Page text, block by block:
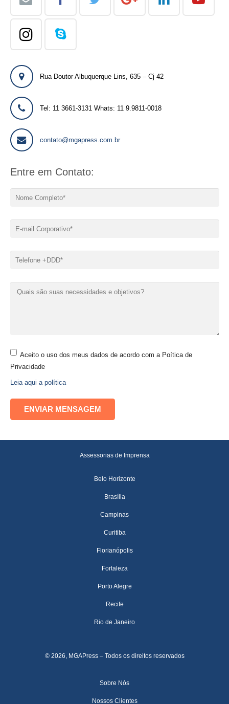
Rua Doutor Albuquerque Lins, 635 – Cj 42
Tel: 11 3661-3131 Whats: 11 9.9811-0018
contato@mgapress.com.br
Entre em Contato:
Aceito o uso dos meus dados de acordo com a Poítica de
Privacidade
Leia aqui a política
Assessorias de Imprensa
Belo Horizonte
Brasília
Campinas
Curitiba
Florianópolis
Fortaleza
Porto Alegre
Recife
Rio de Janeiro
© 2026, MGAPress – Todos os direitos reservados
Sobre Nós
Nossos Clientes